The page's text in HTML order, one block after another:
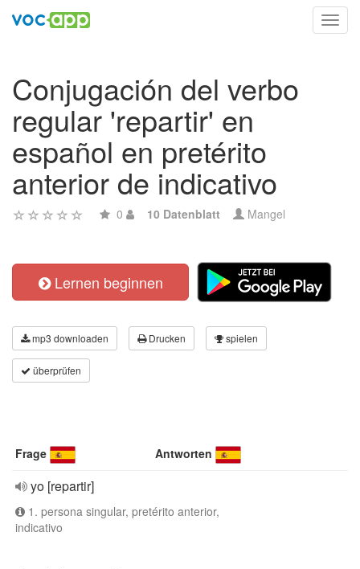
Conjugación del verbo
regular 'repartir' en
español en pretérito
anterior de indicativo
0 10 Datenblatt Mangel
Lernen beginnen
mp3 downloaden Drucken spielen
überprüfen
Frage Antworten
yo [repartir]
1. persona singular, pretérito anterior,
indicativo